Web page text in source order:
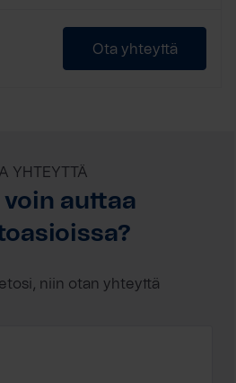
Ota yhteyttä
YHTEYTTÄ
voin auttaa
niin otan yhteyttä